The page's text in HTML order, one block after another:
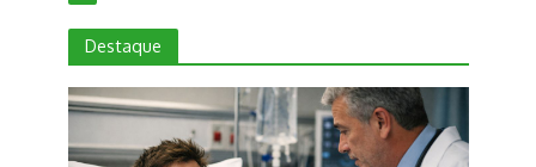
Destaque